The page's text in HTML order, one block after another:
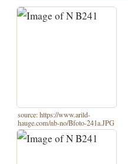
source: https://www.arild-
hauge.com/nb-no/Bfoto-241a.JPG